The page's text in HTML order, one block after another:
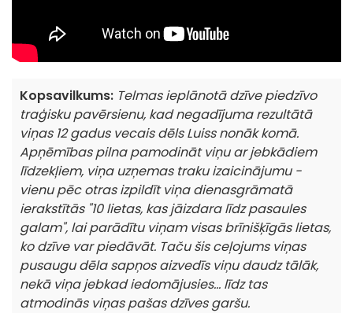
Kopsavilkums: Telmas ieplānotā dzīve piedzīvo
traģisku pavērsienu, kad negadījuma rezultātā
viņas 12 gadus vecais dēls Luiss nonāk komā.
Apņēmības pilna pamodināt viņu ar jebkādiem
līdzekļiem, viņa uzņemas traku izaicinājumu -
vienu pēc otras izpildīt viņa dienasgrāmatā
ierakstītās "10 lietas, kas jāizdara līdz pasaules
galam", lai parādītu viņam visas brīnišķīgās lietas,
ko dzīve var piedāvāt. Taču šis ceļojums viņas
pusaugu dēla sapņos aizvedīs viņu daudz tālāk,
nekā viņa jebkad iedomājusies... līdz tas
atmodinās viņas pašas dzīves garšu.